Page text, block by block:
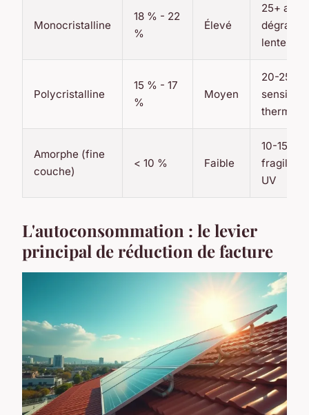
Monocristalline
18 % - 22
%
Élevé
25+ ans,
lente
Polycristalline
15 % - 17
%
Moyen
20-25
Amorphe (fine
couche)
< 10 % Faible
10-15
fragile
UV
L'autoconsommation : le levier
principal de réduction de facture